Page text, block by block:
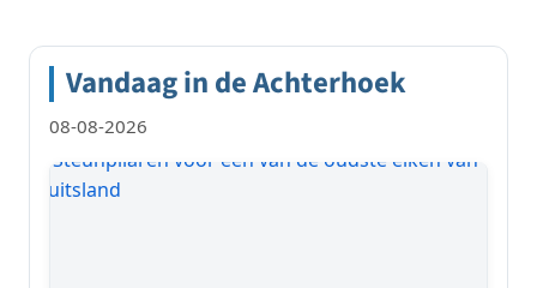
Vandaag in de Achterhoek
08-08-2026